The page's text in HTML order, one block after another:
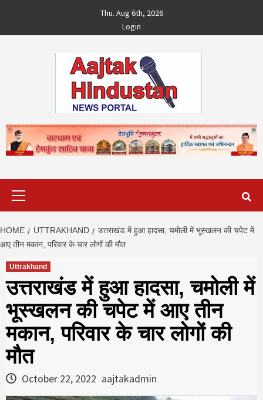
content
Thu. Aug 6th, 2026
Login
HOME UTTRAKHAND
उत्तराखंड में हुआ हादसा, चमोली में भूस्खलन की चपेट में
आए तीन मकान, परिवार के चार लोगों की मौत
Uttrakhand
उत्तराखंड में हुआ हादसा, चमोली में
भूस्खलन की चपेट में आए तीन
मकान, परिवार के चार लोगों की
मौत
October 22, 2022 aajtakadmin